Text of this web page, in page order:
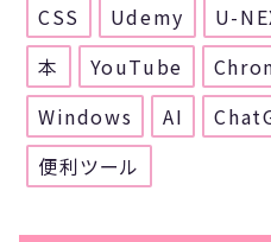
CSS
Udemy U-
本
YouTube
Windows
AI
便利ツール